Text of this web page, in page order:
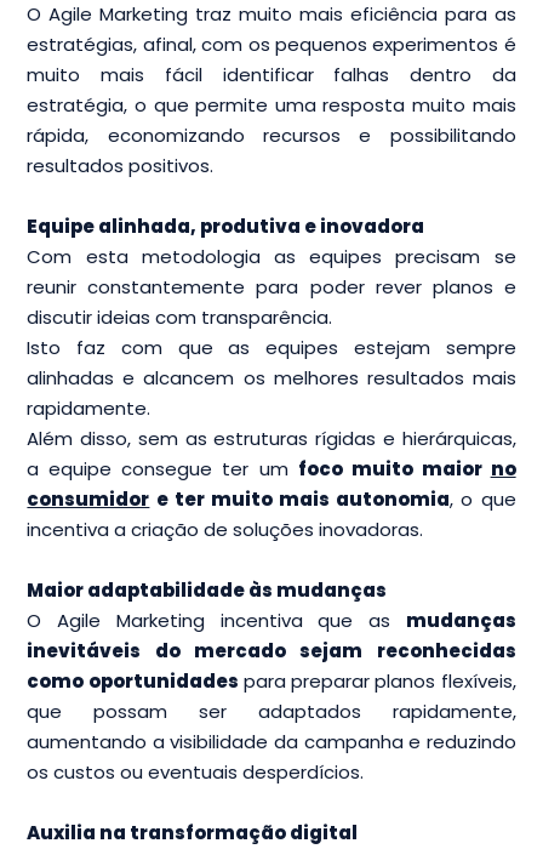
O Agile Marketing traz muito mais eficiência para as
estratégias, afinal, com os pequenos experimentos é
muito mais fácil identificar falhas dentro da
estratégia, o que permite uma resposta muito mais
rápida, economizando recursos e possibilitando
resultados positivos.
Equipe alinhada, produtiva e inovadora
Com esta metodologia as equipes precisam se
reunir constantemente para poder rever planos e
discutir ideias com transparência.
Isto faz com que as equipes estejam sempre
alinhadas e alcancem os melhores resultados mais
rapidamente.
Além disso, sem as estruturas rígidas e hierárquicas,
a equipe consegue ter um foco muito maior no
consumidor e ter muito mais autonomia, o que
incentiva a criação de soluções inovadoras.
Maior adaptabilidade às mudanças
O Agile Marketing incentiva que as mudanças
inevitáveis do mercado sejam reconhecidas
como oportunidades para preparar planos flexíveis,
que possam ser adaptados rapidamente,
aumentando a visibilidade da campanha e reduzindo
os custos ou eventuais desperdícios.
Auxilia na transformação digital